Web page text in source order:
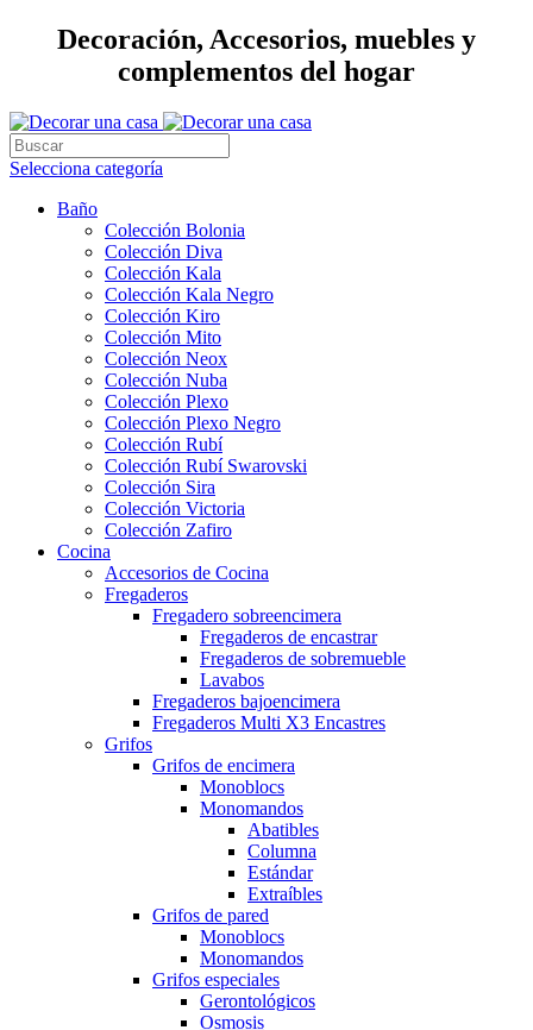
Decoración, Accesorios, muebles y
complementos del hogar
Selecciona categoría
Baño
Colección Bolonia
Colección Diva
Colección Kala
Colección Kala Negro
Colección Kiro
Colección Mito
Colección Neox
Colección Nuba
Colección Plexo
Colección Plexo Negro
Colección Rubí
Colección Rubí Swarovski
Colección Sira
Colección Victoria
Colección Zafiro
Cocina
Accesorios de Cocina
Fregaderos
Fregadero sobreencimera
Fregaderos de encastrar
Fregaderos de sobremueble
Lavabos
Fregaderos bajoencimera
Fregaderos Multi X3 Encastres
Grifos
Grifos de encimera
Monoblocs
Monomandos
Abatibles
Columna
Estándar
Extraíbles
Grifos de pared
Monoblocs
Monomandos
Grifos especiales
Gerontológicos
Osmosis